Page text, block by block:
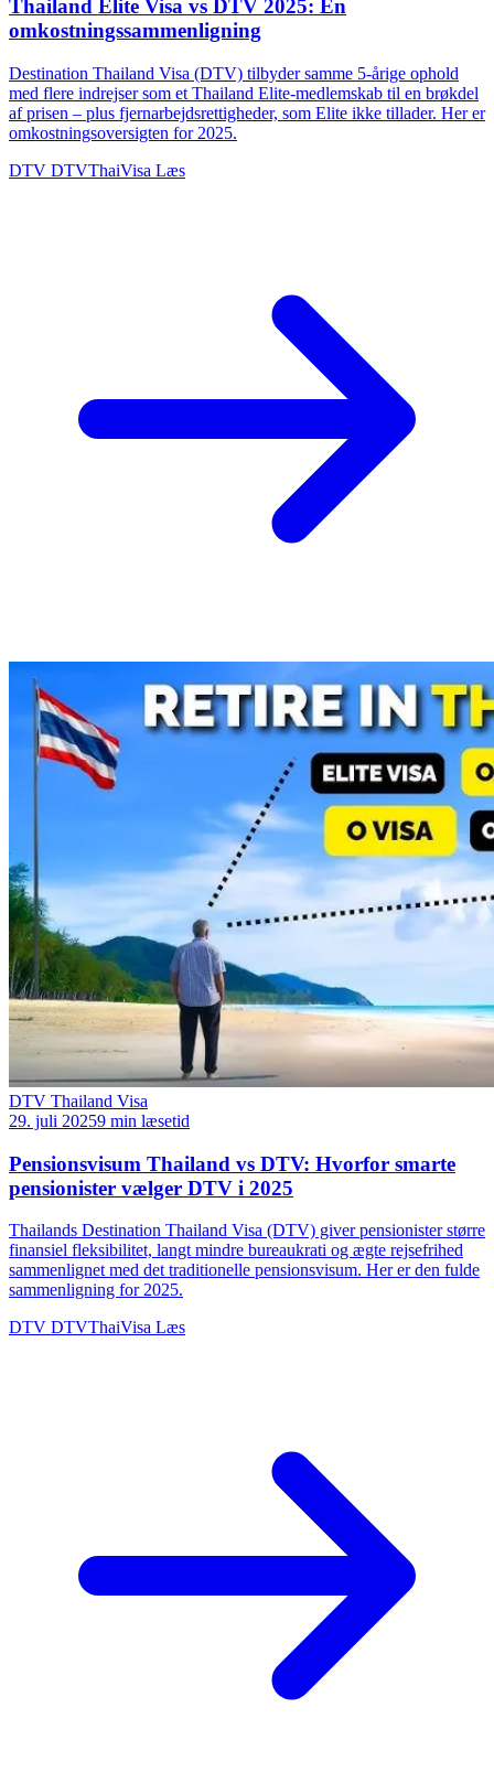
Thailand Elite Visa vs DTV 2025: En
omkostningssammenligning
Destination Thailand Visa (DTV) tilbyder samme 5-årige ophold
med flere indrejser som et Thailand Elite-medlemskab til en brøkdel
af prisen – plus fjernarbejdsrettigheder, som Elite ikke tillader. Her er
omkostningsoversigten for 2025.
DTV DTVThaiVisa Læs
DTV Thailand Visa
29. juli 20259 min læsetid
Pensionsvisum Thailand vs DTV: Hvorfor smarte
pensionister vælger DTV i 2025
Thailands Destination Thailand Visa (DTV) giver pensionister større
finansiel fleksibilitet, langt mindre bureaukrati og ægte rejsefrihed
sammenlignet med det traditionelle pensionsvisum. Her er den fulde
sammenligning for 2025.
DTV DTVThaiVisa Læs